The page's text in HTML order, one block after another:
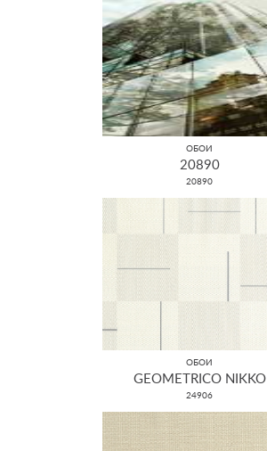
ОБОИ
20890
20890
ОБОИ
GEOMETRICO NIKKO
24906